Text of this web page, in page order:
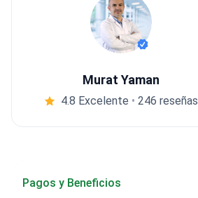
Murat Yaman
4.8 Excelente • 246 reseñas
Pagos y Beneficios